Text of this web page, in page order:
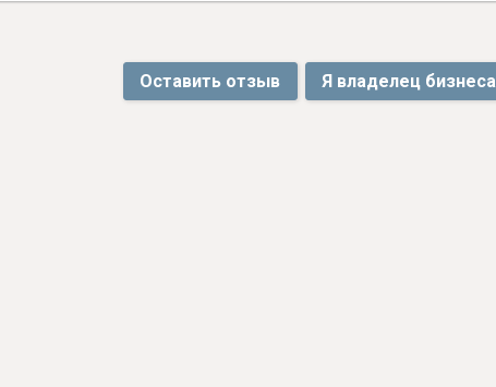
Оставить отзыв Я владелец бизнеса